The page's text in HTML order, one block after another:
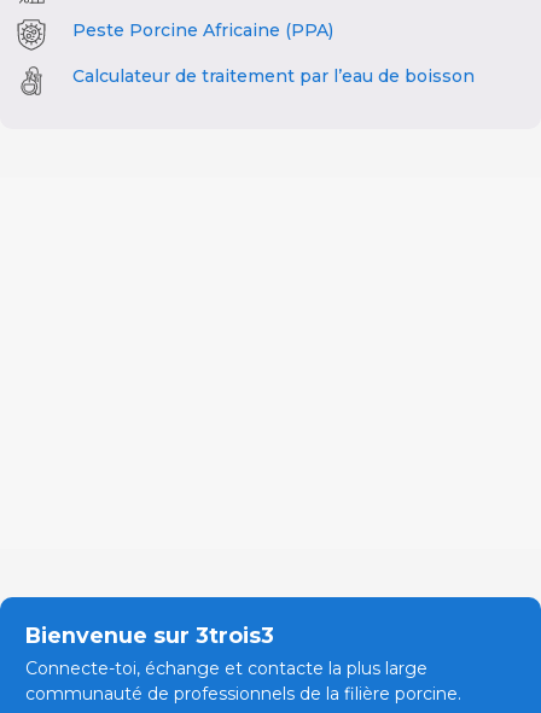
Peste Porcine Africaine (PPA)
Calculateur de traitement par l’eau de boisson
Bienvenue sur 3trois3
Connecte-toi, échange et contacte la plus large
communauté de professionnels de la filière porcine.